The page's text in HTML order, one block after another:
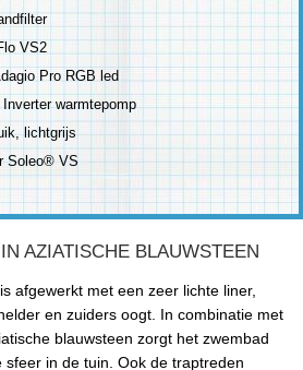
VS2
Pro RGB led
warmtepomp
lichtgrijs
Soleo® VS
AZIATISCHE BLAUWSTEEN
afgewerkt met een zeer lichte liner,
en zuiders oogt. In combinatie met
blauwsteen zorgt het zwembad
in de tuin. Ook de traptreden